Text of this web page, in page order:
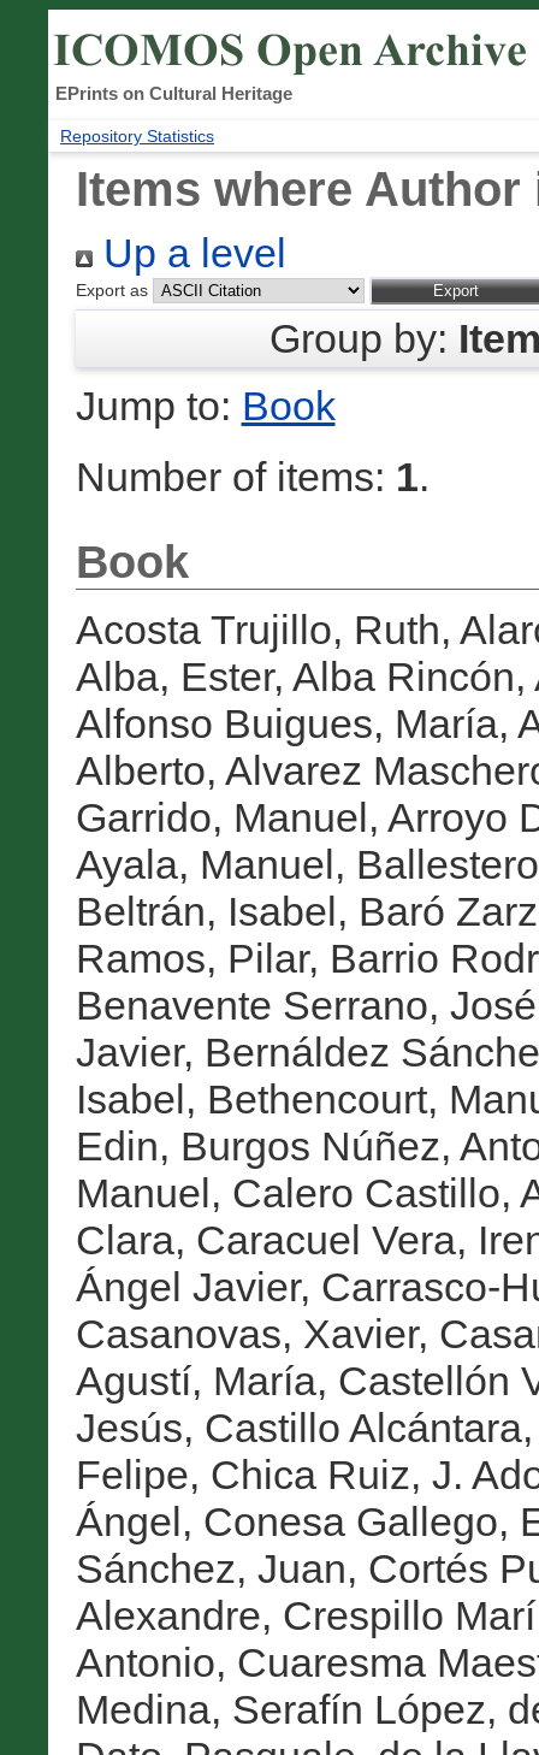
EPrints on Cultural Heritage
Repository Statistics
Items where Author
Up a level
Export as
Group by:
Jump to: Book
Number of items: 1.
Book
Acosta Trujillo, Ruth,
Alba, Ester, Alba Rincón,
Alfonso Buigues, María,
Alberto, Alvarez
Garrido, Manuel, Arroyo
Ayala, Manuel,
Beltrán, Isabel, Baró
Ramos, Pilar, Barrio
Benavente Serrano,
Javier, Bernáldez
Isabel, Bethencourt,
Edin, Burgos Núñez,
Manuel, Calero Castillo,
Clara, Caracuel Vera,
Ángel Javier, Carrasco-
Casanovas, Xavier,
Agustí, María, Castellón
Jesús, Castillo
Felipe, Chica Ruiz, J.
Ángel, Conesa Gallego,
Sánchez, Juan, Cortés
Alexandre, Crespillo
Antonio, Cuaresma
Medina, Serafín López,